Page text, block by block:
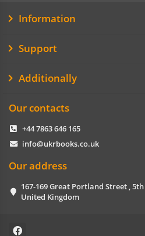
Information
Support
Additionally
Our contacts
+44 7863 646 165
info@ukrbooks.co.uk
Our address
167-169 Great Portland Street ,
United Kingdom